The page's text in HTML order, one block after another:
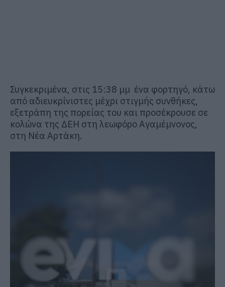
Συγκεκριμένα, στις 15:38 μμ ένα φορτηγό, κάτω
από αδιευκρίνιστες μέχρι στιγμής συνθήκες,
εξετράπη της πορείας του και προσέκρουσε σε
κολώνα της ΔΕΗ στη λεωφόρο Αγαμέμνονος,
στη Νέα Αρτάκη.